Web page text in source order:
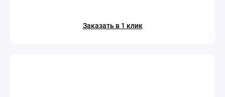
Заказать в 1 клик